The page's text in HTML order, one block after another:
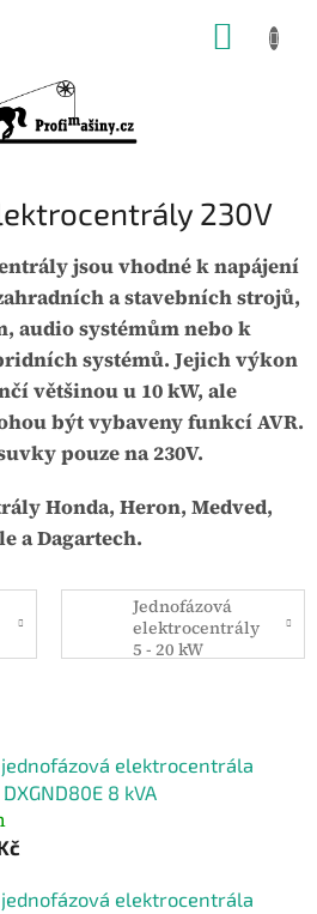
230V
jsou vhodné k napájení
a stavebních strojů,
audio systémům nebo k
systémů. Jejich výkon
většinou u 10 kW, ale
být vybaveny funkcí AVR.
pouze na 230V.
Honda, Heron, Medved,
a Dagartech.
Jednofázová
elektrocentrály
5 - 20 kW
elektrocentrála
8 kVA
elektrocentrála